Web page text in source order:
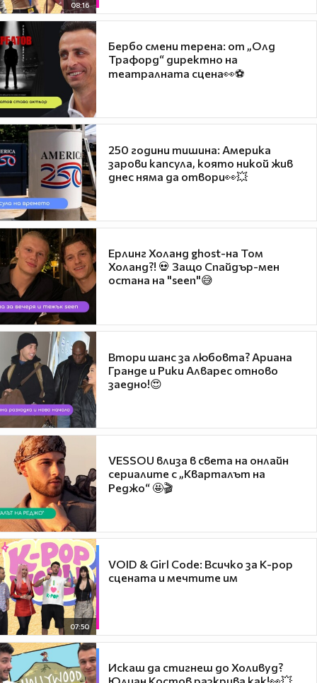
08:16
Бербо смени терена: от „Олд
Трафорд“ директно на
театралната сцена👀⚽
250 години тишина: Америка
зарови капсула, която никой жив
днес няма да отвори👀💥
Ерлинг Холанд ghost-на Том
Холанд?! 💀 Защо Спайдър-мен
остана на "seen"😅
Втори шанс за любовта? Ариана
Гранде и Рики Алварес отново
заедно!😍
VESSOU влиза в света на онлайн
сериалите с „Кварталът на
Реджо“ 🤩🎬
07:50
VOID & Girl Code: Всичко за K-pop
сцената и мечтите им
Искаш да стигнеш до Холивуд?